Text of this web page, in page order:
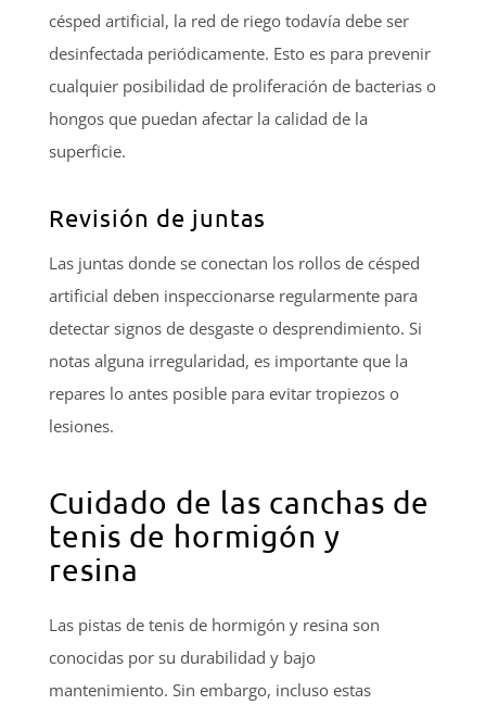
césped artificial, la red de riego todavía debe ser
desinfectada periódicamente. Esto es para prevenir
cualquier posibilidad de proliferación de bacterias o
hongos que puedan afectar la calidad de la
superficie.
Revisión de juntas
Las juntas donde se conectan los rollos de césped
artificial deben inspeccionarse regularmente para
detectar signos de desgaste o desprendimiento. Si
notas alguna irregularidad, es importante que la
repares lo antes posible para evitar tropiezos o
lesiones.
Cuidado de las canchas de
tenis de hormigón y
resina
Las pistas de tenis de hormigón y resina son
conocidas por su durabilidad y bajo
mantenimiento. Sin embargo, incluso estas